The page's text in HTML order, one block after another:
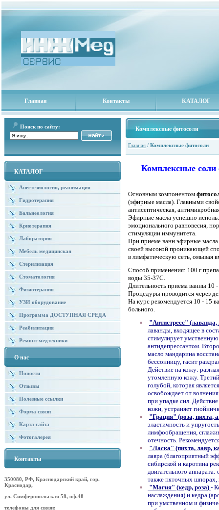
Главная Контакты КАТАЛОГ
Поиск по сайту:
КАТАЛОГ
Анестезиология, реанимация
Гидротерапия
Бальнеология
Криотерапия
Лаборатория
Мебель медицинская
Стерилизация
Стоматология
Физиотерапия
УЗИ оборудование
Программа ДОСТУПНАЯ СРЕДА
Реабилитация
Ремонт медтехники
О нас
Новости
Отзывы
Полезные ссылки
Форма связи
Карта сайта
Фотогалерея
Контакты
350080, РФ, Краснодарский край, гор.
Краснодар,
ул. Симферопольская 58, оф.48
телефоны для связи:
Комплексные фитосоли
Главная / Комплексные фитосоли
Комплексные
Основным компонентом
(эфирные масла). Главными
антисептическая,
Эфирные масла успешно
эмоционального равновесия,
стимуляции иммунитета.
При приеме ванн эфирные масла
своей высокой проникающей
в лимфатическую сеть, омывая
Способ применения: 100 г
воды 35-37С.
Длительность приема ванны 10
Процедуры проводится через
На курс рекомендуется 10 - 15
больного.
"Антистресс"
лаванды, входящее в
стимулирует
антидепрессантом.
масло мандарина
бессонницу, гасит
Действие на кожу:
утомленную кожу.
голубой, которая
освобождает от
при упадке сил.
кожи, устраняет
"Грация" (роза, пихта,
эластичность и
лимфообращения,
отечность.
"Ласка" (пихта, лавр,
лавра (благоприятный
сибирской и каротина
двигательного
также пяточных шпорах,
"Магия" (кедр, роза) -
наслаждения) и кедра
при умственном и